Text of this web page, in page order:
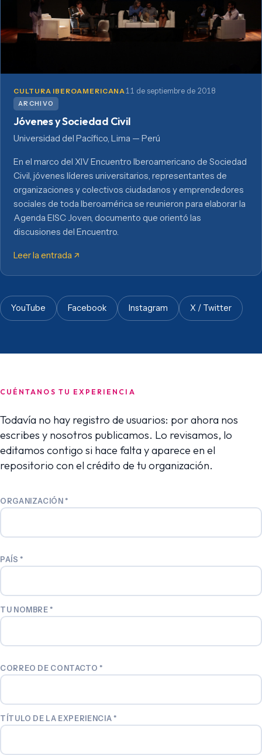
CULTURA IBEROAMERICANA 11 de septiembre de 2018
ARCHIVO
Jóvenes y Sociedad Civil
Universidad del Pacífico, Lima — Perú
En el marco del XIV Encuentro Iberoamericano de Sociedad
Civil, jóvenes líderes universitarios, representantes de
organizaciones y colectivos ciudadanos y emprendedores
sociales de toda Iberoamérica se reunieron para elaborar la
Agenda EISC Joven, documento que orientó las
discusiones del Encuentro.
Leer la entrada
YouTube Facebook Instagram X / Twitter
CUÉNTANOS TU EXPERIENCIA
Todavía no hay registro de usuarios: por ahora nos
escribes y nosotros publicamos. Lo revisamos, lo
editamos contigo si hace falta y aparece en el
repositorio con el crédito de tu organización.
ORGANIZACIÓN*
PAÍS*
TU NOMBRE*
CORREO DE CONTACTO*
TÍTULO DE LA EXPERIENCIA *